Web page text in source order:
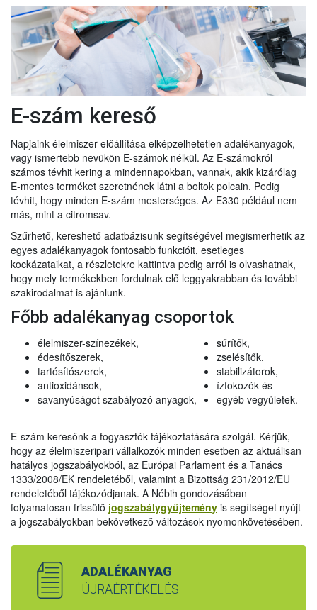
E-szám kereső
Napjaink élelmiszer-előállítása elképzelhetetlen adalékanyagok,
vagy ismertebb nevükön E-számok nélkül. Az E-számokról
számos tévhit kering a mindennapokban, vannak, akik kizárólag
E-mentes terméket szeretnének látni a boltok polcain. Pedig
tévhit, hogy minden E-szám mesterséges. Az E330 például nem
más, mint a citromsav.
Szűrhető, kereshető adatbázisunk segítségével megismerhetik az
egyes adalékanyagok fontosabb funkcióit, esetleges
kockázataikat, a részletekre kattintva pedig arról is olvashatnak,
hogy mely termékekben fordulnak elő leggyakrabban és további
szakirodalmat is ajánlunk.
Főbb adalékanyag csoportok
élelmiszer-színezékek,
édesítőszerek,
tartósítószerek,
antioxidánsok,
savanyúságot szabályozó anyagok,
sűrítők,
zselésítők,
stabilizátorok,
ízfokozók és
egyéb vegyületek.
E-szám keresőnk a fogyasztók tájékoztatására szolgál. Kérjük,
hogy az élelmiszeripari vállalkozók minden esetben az aktuálisan
hatályos jogszabályokból, az Európai Parlament és a Tanács
1333/2008/EK rendeletéből, valamint a Bizottság 231/2012/EU
rendeletéből tájékozódjanak. A Nébih gondozásában
folyamatosan frissülő jogszabálygyűjtemény is segítséget nyújt
a jogszabályokban bekövetkező változások nyomonkövetésében.
ADALÉKANYAG
ÚJRAÉRTÉKELÉS